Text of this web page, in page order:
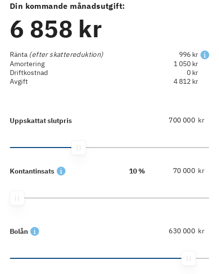
Din kommande månadsutgift:
6 858 kr
Ränta (efter skattereduktion)
996 kr
Amortering
1 050 kr
Driftkostnad
0 kr
Avgift
4 812 kr
Uppskattat slutpris kr
Kontantinsats 10 % kr
Bolån kr